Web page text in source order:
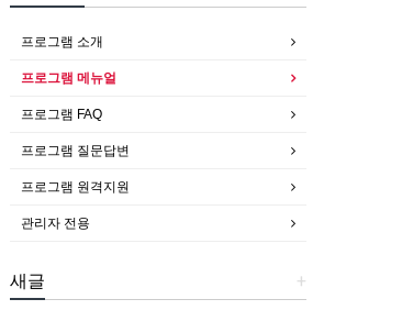
프로그램 소개
프로그램 메뉴얼
프로그램 FAQ
프로그램 질문답변
프로그램 원격지원
관리자 전용
+
새글